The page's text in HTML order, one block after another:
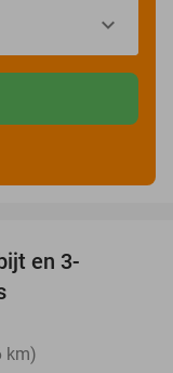
en 3-
km)